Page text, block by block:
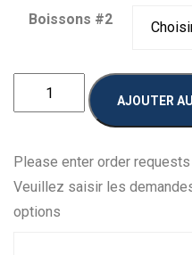
Boissons #2
quantité
de
porc
2
AJOUTER
Please enter order
Veuillez saisir les
options